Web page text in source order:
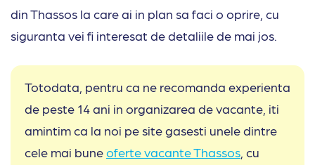
din Thassos la care ai in plan sa faci o oprire, cu
siguranta vei fi interesat de detaliile de mai jos.
Totodata, pentru ca ne recomanda experienta
de peste 14 ani in organizarea de vacante, iti
amintim ca la noi pe site gasesti unele dintre
cele mai buneoferte vacante Thassos , cu